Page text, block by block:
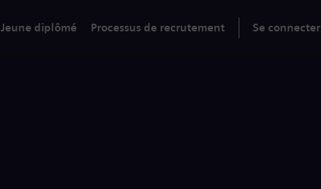
Jeune diplômé Processus de recrutement Se connecter